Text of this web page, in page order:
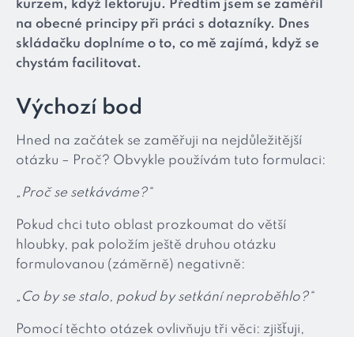
kurzem, když lektoruju. Předtím jsem se zaměřil
na obecné principy při práci s dotazníky. Dnes
skládačku doplníme o to, co mě zajímá, když se
chystám facilitovat.
Výchozí bod
Hned na začátek se zaměřuji na nejdůležitější
otázku – Proč? Obvykle používám tuto formulaci:
„Proč se setkáváme?“
Pokud chci tuto oblast prozkoumat do větší
hloubky, pak položím ještě druhou otázku
formulovanou (záměrně) negativně:
„Co by se stalo, pokud by setkání neproběhlo?“
Pomocí těchto otázek ovlivňuju tři věci: zjišťuji,